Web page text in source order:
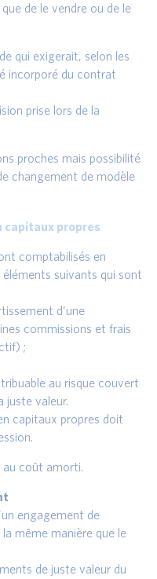
de le vendre ou de le
qui exigerait, selon les
incorporé du contrat
prise lors de la
proches mais possibilité
changement de modèle
capitaux propres
comptabilisés en
suivants qui sont
d’une
commissions et frais
;
au risque couvert
juste valeur.
capitaux propres doit
au coût amorti.
engagement de
même manière que le
de juste valeur du